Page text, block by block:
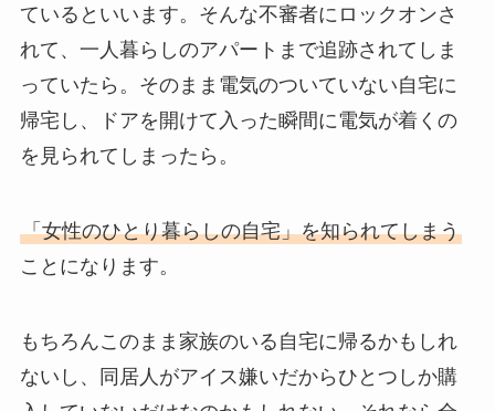
ているといいます。そんな不審者にロックオンさ
れて、一人暮らしのアパートまで追跡されてしま
っていたら。そのまま電気のついていない自宅に
帰宅し、ドアを開けて入った瞬間に電気が着くの
を見られてしまったら。
「女性のひとり暮らしの自宅」を知られてしまう
ことになります。
もちろんこのまま家族のいる自宅に帰るかもしれ
ないし、同居人がアイス嫌いだからひとつしか購